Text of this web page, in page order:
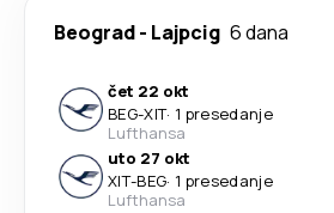
Beograd- Lajpcig 6 dana
čet 22 okt
BEG-XIT· 1 presedanje
Lufthansa
uto 27 okt
XIT-BEG· 1 presedanje
Lufthansa